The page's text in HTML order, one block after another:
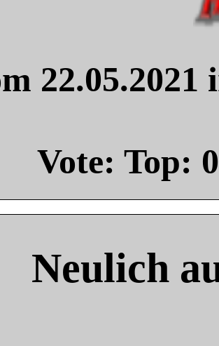
Vote: Top: 0
Neulich